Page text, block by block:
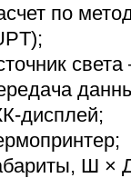
по
дисплей;
Ш ×